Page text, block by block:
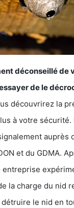
déconseillé de
de le
découvrirez la
à votre sécurité.
auprès
et du GDMA.
la charge du nid
le nid en